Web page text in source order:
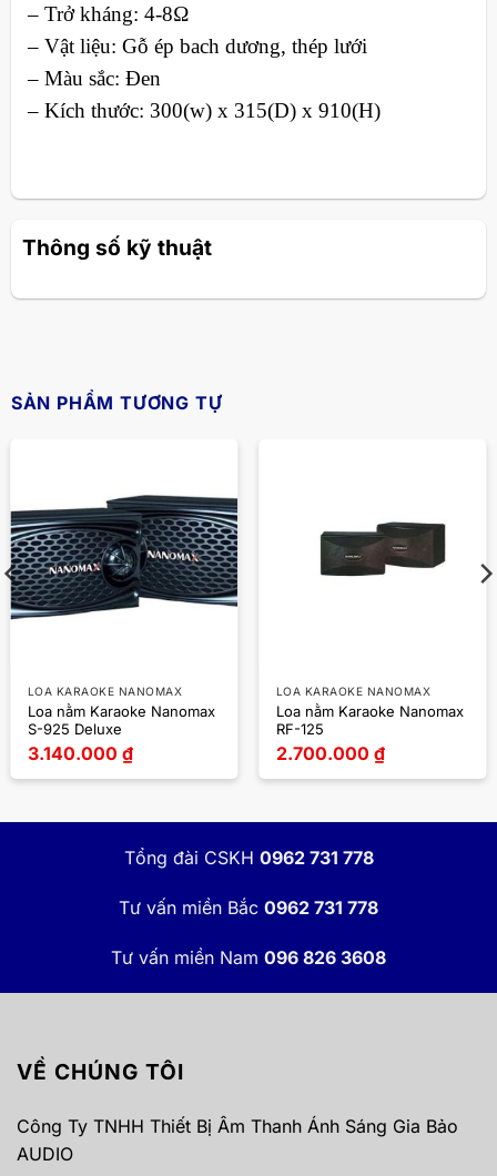
– Trở kháng: 4-8Ω
– Vật liệu: Gỗ ép bach dương, thép lưới
– Màu sắc: Đen
– Kích thước: 300(w) x 315(D) x 910(H)
Thông số kỹ thuật
SẢN PHẨM TƯƠNG TỰ
LOA KARAOKE NANOMAX
Loa nằm Karaoke Nanomax
S-925 Deluxe
3.140.000 ₫
LOA KARAOKE NANOMAX
Loa nằm Karaoke Nanomax
RF-125
2.700.000 ₫
Tổng đài CSKH 0962 731 778
Tư vấn miền Bắc 0962 731 778
Tư vấn miền Nam 096 826 3608
VỀ CHÚNG TÔI
Công Ty TNHH Thiết Bị Âm Thanh Ánh Sáng Gia Bảo
AUDIO